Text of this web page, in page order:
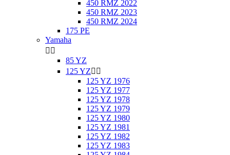
450 RMZ 2022
450 RMZ 2023
450 RMZ 2024
175 PE
Yamaha
 
85 YZ
125 YZ 
125 YZ 1976
125 YZ 1977
125 YZ 1978
125 YZ 1979
125 YZ 1980
125 YZ 1981
125 YZ 1982
125 YZ 1983